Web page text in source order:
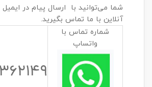
شما می‌توانید با ارسال پیام در
آنلاین با ما تماس بگیرید.
شماره تماس با
واتساپ